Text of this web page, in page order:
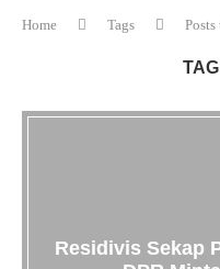
Home Tags
Residivis Sekap